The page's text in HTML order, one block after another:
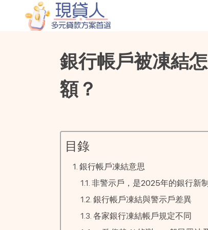
銀行帳戶被凍結
額？
目錄
銀行帳戶凍結意思
非警示戶，是2025年的銀行新
銀行帳戶凍結與警示戶差異
各家銀行凍結帳戶規定不同